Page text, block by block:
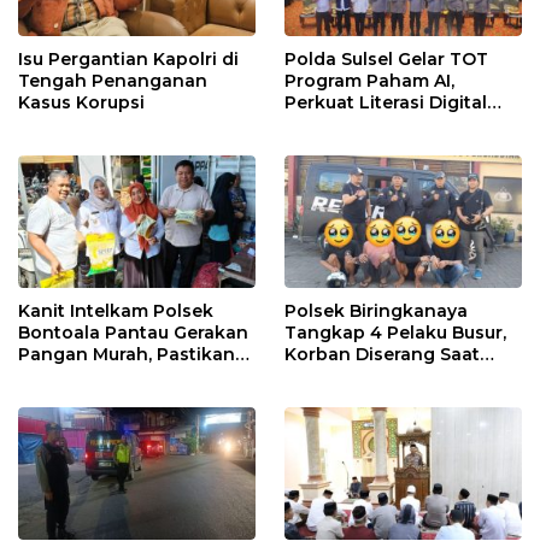
Isu Pergantian Kapolri di
Tengah Penanganan
Kasus Korupsi
Polda Sulsel Gelar TOT
Program Paham AI,
Perkuat Literasi Digital
Kanit Intelkam Polsek
Bontoala Pantau Gerakan
Pangan Murah, Pastikan
Polsek Biringkanaya
Tangkap 4 Pelaku Busur,
Korban Diserang Saat